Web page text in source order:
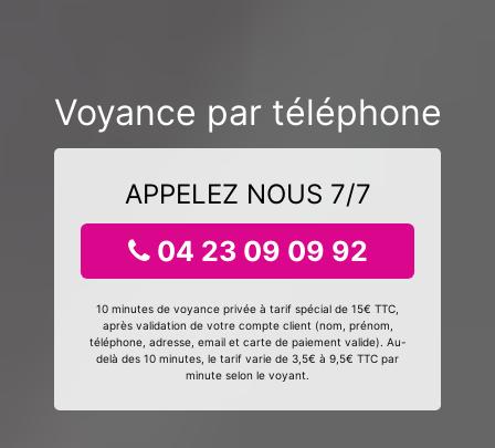
Voyance par téléphone
APPELEZ NOUS 7/7
04 23 09 09 92
10 minutes de voyance privée à tarif spécial de 15€ TTC,
après validation de votre compte client (nom, prénom,
téléphone, adresse, email et carte de paiement valide). Au-
delà des 10 minutes, le tarif varie de 3,5€ à 9,5€ TTC par
minute selon le voyant.